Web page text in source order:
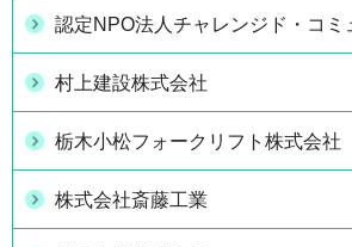
認定NPO法人チャレンジド・コミ
村上建設株式会社
栃木小松フォークリフト株式会社
株式会社斎藤工業